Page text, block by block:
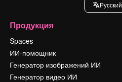
Pусский
Продукция
Spaces
ИИ-помощник
Генератор изображений ИИ
Генератор видео ИИ